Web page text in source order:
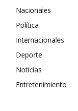
Nacionales
Política
Internacionales
Deporte
Noticias
Entretenimiento